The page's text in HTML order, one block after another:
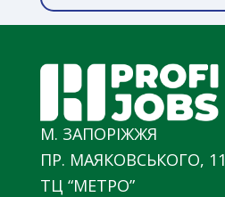
М. ЗАПОРІЖЖЯ
ПР. МАЯКОВСЬКОГО, 11
ТЦ “МЕТРО”